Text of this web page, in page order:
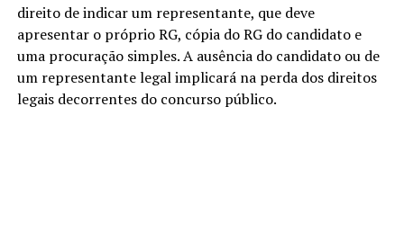
direito de indicar um representante, que deve
apresentar o próprio RG, cópia do RG do candidato e
uma procuração simples. A ausência do candidato ou de
um representante legal implicará na perda dos direitos
legais decorrentes do concurso público.